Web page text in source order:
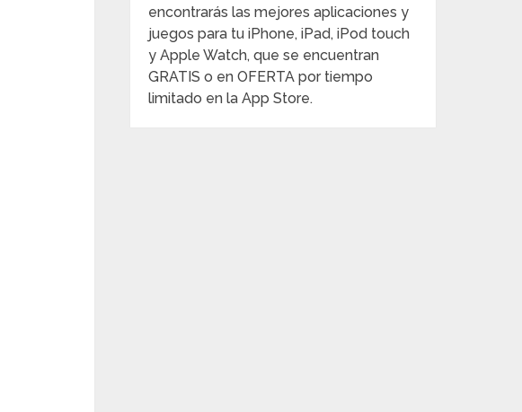
encontrarás las mejores aplicaciones y
juegos para tu iPhone, iPad, iPod touch
y Apple Watch, que se encuentran
GRATIS o en OFERTA por tiempo
limitado en la App Store.